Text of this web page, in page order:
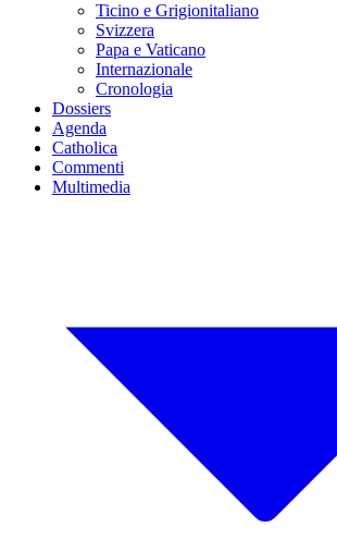
Ticino e Grigionitaliano
Svizzera
Papa e Vaticano
Internazionale
Cronologia
Dossiers
Agenda
Catholica
Commenti
Multimedia